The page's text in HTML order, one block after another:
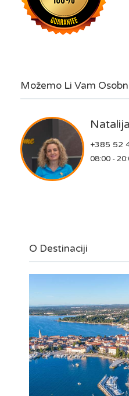
Možemo Li Vam
Natalija
+385 52
08:00 -
O Destinaciji